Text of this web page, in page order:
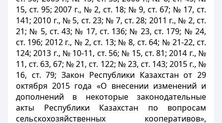
15, ст. 95; 2007 г., № 2, ст. 18; № 9, ст. 67; № 17, ст.
141; 2010 г., № 5, ст. 23; № 7, ст. 28; 2011 г., № 2, ст.
21; № 5, ст. 43; № 17, ст. 136; № 23, ст. 179; № 24,
ст. 196; 2012 г., № 2, ст. 13; № 8, ст. 64; № 21-22, ст.
124; 2013 г., № 10-11, ст. 56; № 15, ст. 81; 2014 г., №
11, ст. 63, 67; № 21, ст. 122; № 23, ст. 143; 2015 г., №
16, ст. 79; Закон Республики Казахстан от 29
октября 2015 года «О внесении изменений и
дополнений в некоторые законодательные
акты Республики Казахстан по вопросам
сельскохозяйственных кооперативов»,